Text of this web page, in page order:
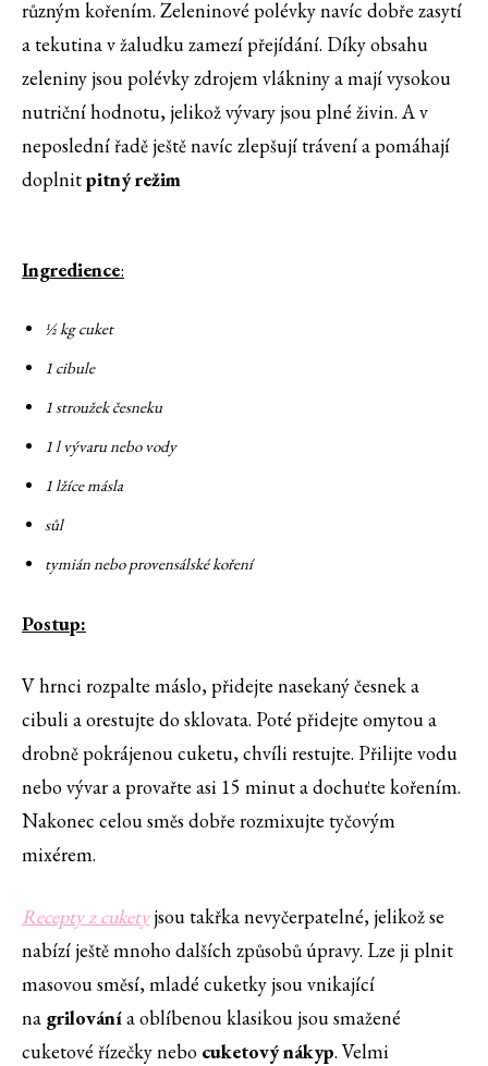
různým kořením. Zeleninové polévky navíc dobře zasytí
a tekutina v žaludku zamezí přejídání. Díky obsahu
zeleniny jsou polévky zdrojem vlákniny a mají vysokou
nutriční hodnotu, jelikož vývary jsou plné živin. A v
neposlední řadě ještě navíc zlepšují trávení a pomáhají
doplnitpitný režim
Ingredience:
½ kg cuket
1 cibule
1 stroužek česneku
1 l vývaru nebo vody
1 lžíce másla
sůl
tymián nebo provensálské koření
Postup:
V hrnci rozpalte máslo, přidejte nasekaný česnek a
cibuli a orestujte do sklovata. Poté přidejte omytou a
drobně pokrájenou cuketu, chvíli restujte. Přilijte vodu
nebo vývar a provařte asi 15 minut a dochuťte kořením.
Nakonec celou směs dobře rozmixujte tyčovým
mixérem.
Recepty z cuketyjsou takřka nevyčerpatelné, jelikož se
nabízí ještě mnoho dalších způsobů úpravy. Lze ji plnit
masovou směsí, mladé cuketky jsou vnikající
na grilovánía oblíbenou klasikou jsou smažené
cuketové řízečky nebo cuketový nákyp. Velmi